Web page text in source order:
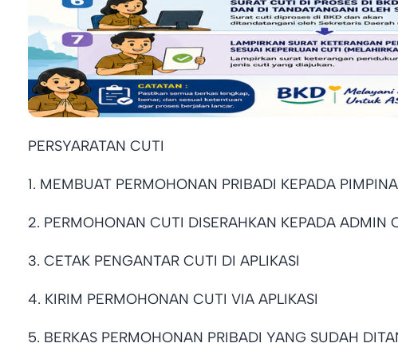
PERSYARATAN CUTI
1. MEMBUAT PERMOHONAN PRIBADI KEPADA
2. PERMOHONAN CUTI DISERAHKAN KEPADA ADMIN
3. CETAK PENGANTAR CUTI DI APLIKASI
4. KIRIM PERMOHONAN CUTI VIA APLIKASI
5. BERKAS PERMOHONAN PRIBADI YANG SUDAH